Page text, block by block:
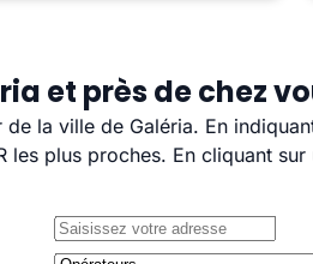
et près de chez
la ville de Galéria. En
les plus proches. En cliquant